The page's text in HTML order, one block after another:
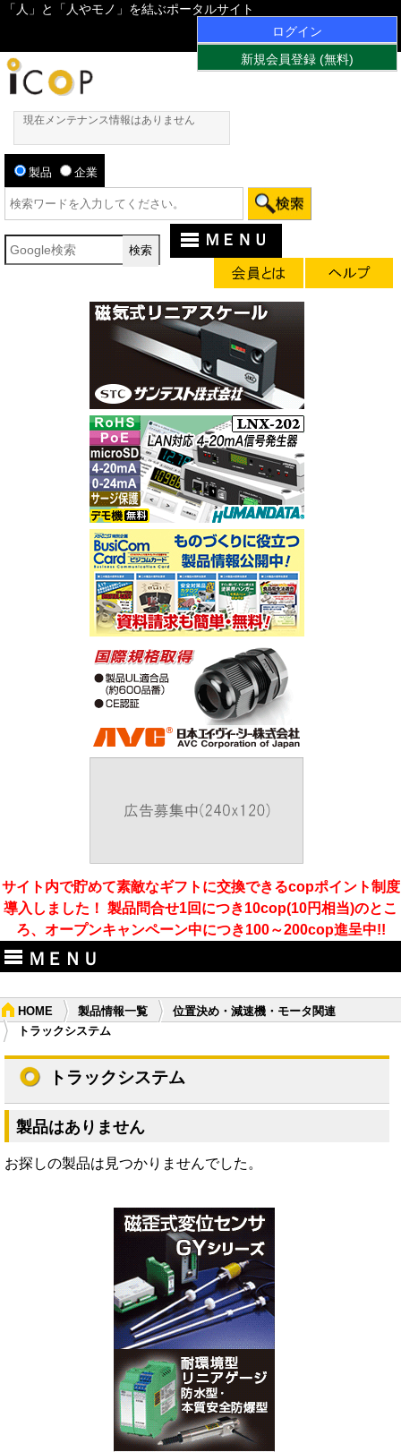
「人」と「人やモノ」を結ぶポータルサイト
ログイン
新規会員登録 (無料)
現在メンテナンス情報はありません
製品 企業
ＭＥＮＵ
サイト内で貯めて素敵なギフトに交換できるcopポイント制度
導入しました！ 製品問合せ1回につき10cop(10円相当)のとこ
ろ、オープンキャンペーン中につき100～200cop進呈中!!
ＭＥＮＵ
HOME 製品情報一覧
位置決め・減速機・モータ関連
トラックシステム
トラックシステム
製品はありません
お探しの製品は見つかりませんでした。